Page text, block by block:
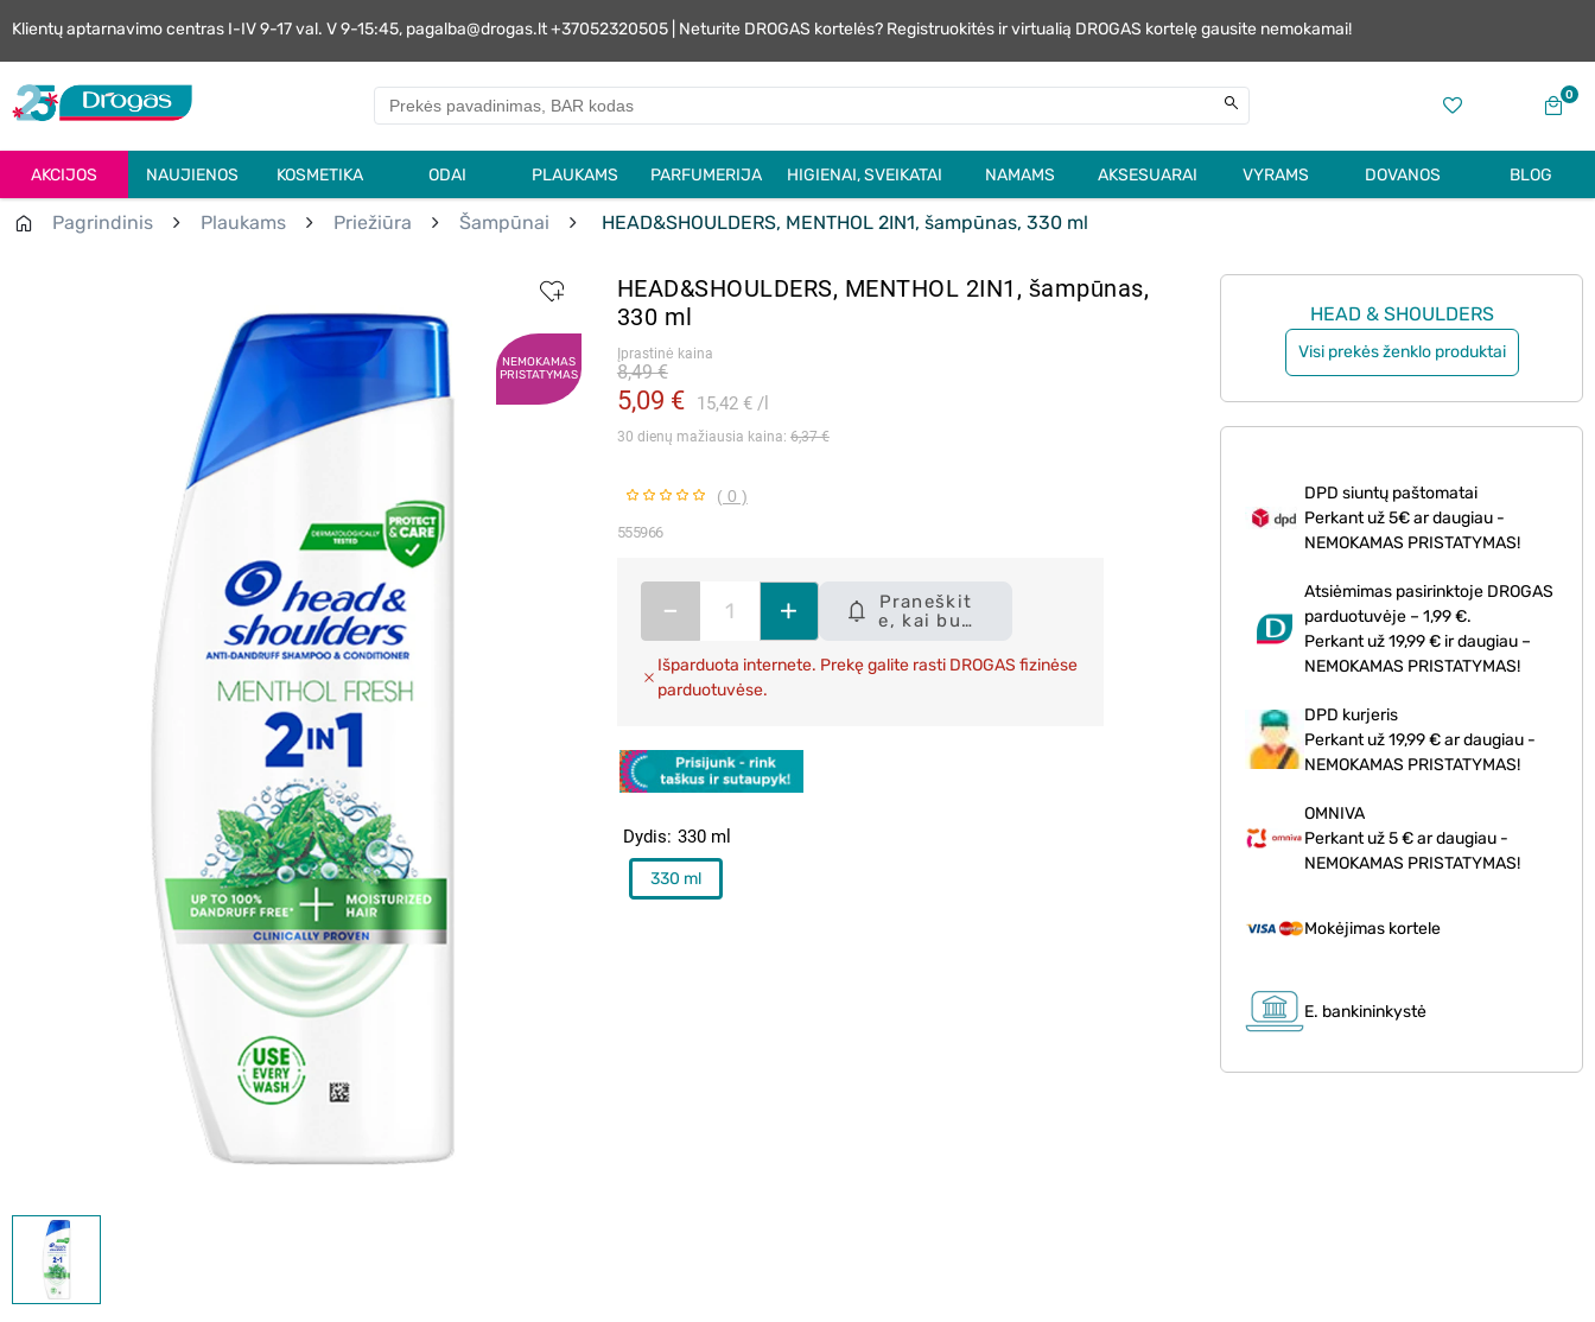
Klientų aptarnavimo centras I-IV 9-17 val. V 9-15:45, pagalba@drogas.lt +37052320505 | Neturite DROGAS kortelės? Registruokitės ir virtualią DROGAS kortelę gausite nemokamai!
0
AKCIJOS NAUJIENOS KOSMETIKA ODAI PLAUKAMS PARFUMERIJA HIGIENAI, SVEIKATAI NAMAMS AKSESUARAI VYRAMS DOVANOS BLOG
Pagrindinis Plaukams Priežiūra Šampūnai HEAD&SHOULDERS, MENTHOL 2IN1, šampūnas, 330 ml
NEMOKAMAS
PRISTATYMAS
HEAD&SHOULDERS, MENTHOL 2IN1, šampūnas,
330 ml
Įprastinė kaina
5,09 € 15,42 € l
8,49 €
30 dienų mažiausia kaina: 6,37 €
( 0 )
555966
Dydis 330 ml
330 ml
– +
Praneškit
e, kai bus
Išparduota internete. Prekę galite rasti DROGAS fizinėse
parduotuvėse.
HEAD & SHOULDERS
Visi prekės ženklo produktai
DPD siuntų paštomatai
Perkant už 5€ ar daugiau -
NEMOKAMAS PRISTATYMAS!
Atsiėmimas pasirinktoje DROGAS
parduotuvėje – 1,99 €.
Perkant už 19,99 € ir daugiau –
NEMOKAMAS PRISTATYMAS!
DPD kurjeris
Perkant už 19,99 € ar daugiau -
NEMOKAMAS PRISTATYMAS!
OMNIVA
Perkant už 5 € ar daugiau -
NEMOKAMAS PRISTATYMAS!
Mokėjimas kortele
E. bankininkystė